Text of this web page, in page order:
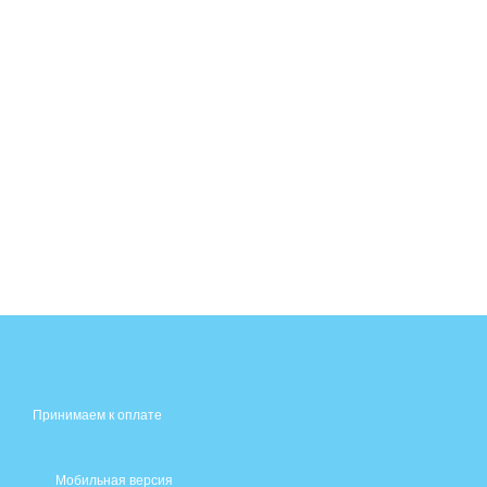
Принимаем к оплате
Мобильная версия